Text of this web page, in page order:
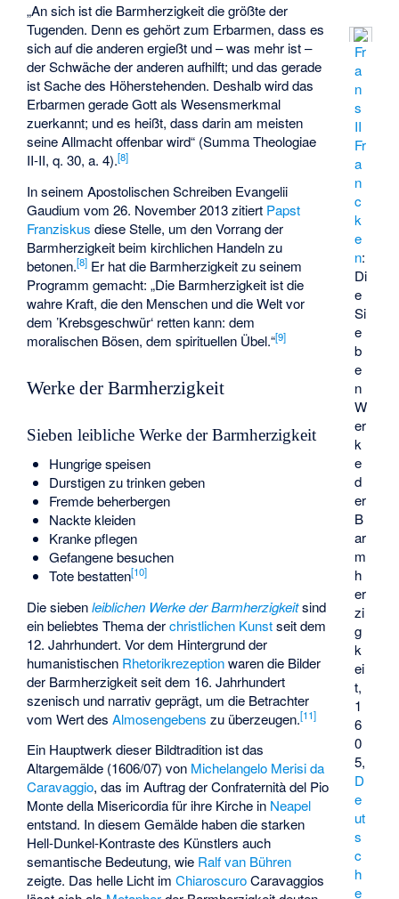
Fr
a
n
s
II
Fr
a
n
c
k
e
n:
Di
e
Si
e
b
e
n
W
er
k
e
d
er
B
ar
m
h
er
zi
g
k
ei
t,
1
6
0
5,
D
e
ut
s
c
h
e
„An sich ist die Barmherzigkeit die größte der
Tugenden. Denn es gehört zum Erbarmen, dass es
sich auf die anderen ergießt und – was mehr ist –
der Schwäche der anderen aufhilft; und das gerade
ist Sache des Höherstehenden. Deshalb wird das
Erbarmen gerade Gott als Wesensmerkmal
zuerkannt; und es heißt, dass darin am meisten
seine Allmacht offenbar wird“ (Summa Theologiae
II-II, q. 30, a. 4).[8]
In seinem Apostolischen Schreiben Evangelii
Gaudium vom 26. November 2013 zitiert Papst
Franziskus diese Stelle, um den Vorrang der
Barmherzigkeit beim kirchlichen Handeln zu
betonen.[8] Er hat die Barmherzigkeit zu seinem
Programm gemacht: „Die Barmherzigkeit ist die
wahre Kraft, die den Menschen und die Welt vor
dem ’Krebsgeschwür‘ retten kann: dem
moralischen Bösen, dem spirituellen Übel.“[9]
Werke der Barmherzigkeit
Sieben leibliche Werke der Barmherzigkeit
Hungrige speisen
Durstigen zu trinken geben
Fremde beherbergen
Nackte kleiden
Kranke pflegen
Gefangene besuchen
Tote bestatten[10]
Die siebenleiblichen Werke der Barmherzigkeitsind
ein beliebtes Thema derchristlichen Kunstseit dem
12. Jahrhundert. Vor dem Hintergrund der
humanistischen Rhetorikrezeptionwaren die Bilder
der Barmherzigkeit seit dem 16. Jahrhundert
szenisch und narrativ geprägt, um die Betrachter
vom Wert desAlmosengebens zu überzeugen.[11]
Ein Hauptwerk dieser Bildtradition ist das
Altargemälde (1606/07) von Michelangelo Merisi da
Caravaggio, das im Auftrag der Confraternità del Pio
Monte della Misericordia für ihre Kirche in Neapel
entstand. In diesem Gemälde haben die starken
Hell-Dunkel-Kontraste des Künstlers auch
semantische Bedeutung, wie Ralf van Bühren
zeigte. Das helle Licht imChiaroscuroCaravaggios